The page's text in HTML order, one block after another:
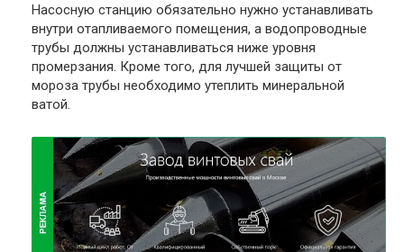
Насосную станцию обязательно нужно устанавливать
внутри отапливаемого помещения, а водопроводные
трубы должны устанавливаться ниже уровня
промерзания. Кроме того, для лучшей защиты от
мороза трубы необходимо утеплить минеральной
ватой.